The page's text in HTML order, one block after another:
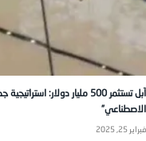
آبل تستثمر 500 مليار دولار:
الاصطناعي”
فبراير 25, 2025